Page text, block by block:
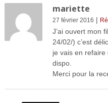
mariette
27 février 2016 |
J’ai ouvert mon
24/02/) c’est
je vais en
dispo.
Merci pour la